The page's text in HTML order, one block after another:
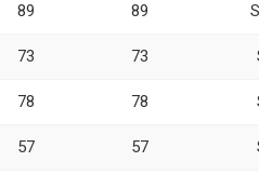
89 89
73 73
78 78
57 57